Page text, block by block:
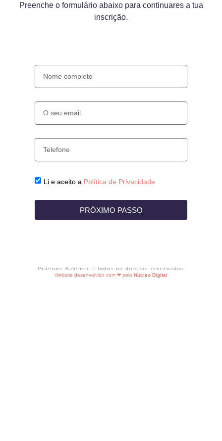
Preenche o formulário abaixo para continuares a tua
inscrição.
Li e aceito a Política de Privacidade
PRÓXIMO PASSO
Práticos Saberes © todos os direitos reservados
Website desenvolvido com ❤ pelo Núcleo Digital